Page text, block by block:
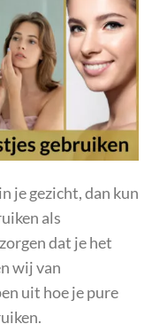
je gezicht, dan kun
als
dat je het
wij van
uit hoe je pure